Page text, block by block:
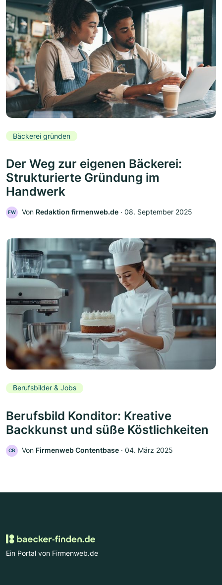
Bäckerei gründen
Der Weg zur eigenen Bäckerei:
Strukturierte Gründung im
Handwerk
FW Von Redaktion firmenweb.de ‧ 08. September 2025
Berufsbilder & Jobs
Berufsbild Konditor: Kreative
Backkunst und süße Köstlichkeiten
CB Von Firmenweb Contentbase ‧ 04. März 2025
Ein Portal von Firmenweb.de